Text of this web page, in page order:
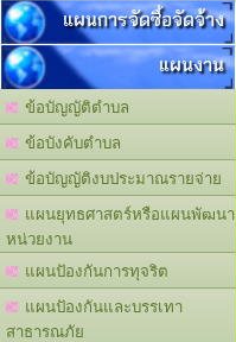
แผนการจัดซื้อจัดจ้าง
แผนงาน
ข้อบัญญัติตำบล
ข้อบังคับตำบล
ข้อบัญญัติงบประมาณรายจ่าย
แผนยุทธศาสตร์หรือแผนพัฒนา
หน่วยงาน
แผนปัองกันการทุจริต
แผนปัองกันและบรรเทา
สาธารณภัย